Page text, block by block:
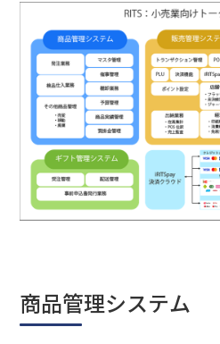
商品管理システム